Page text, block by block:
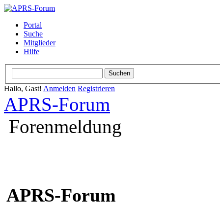
Portal
Suche
Mitglieder
Hilfe
Hallo, Gast! Anmelden Registrieren
APRS-Forum
Forenmeldung
APRS-Forum